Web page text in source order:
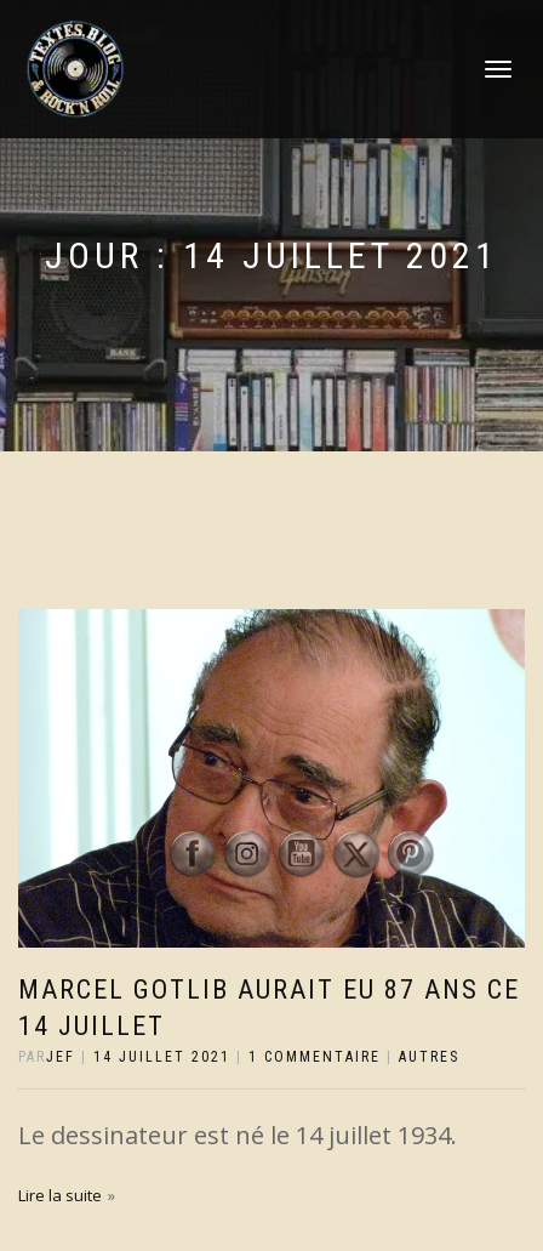
DÉPLIER
JOUR :14 JUILLET 2021
MARCEL GOTLIB AURAIT EU 87 ANS CE
14 JUILLET
PARJEF | 14 JUILLET 2021 | 1 COMMENTAIRE | AUTRES
Le dessinateur est né le 14 juillet 1934.
Lire la suite